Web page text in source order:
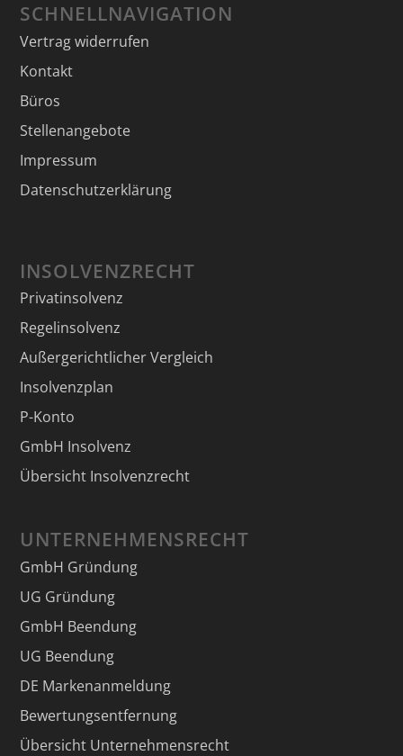
SCHNELLNAVIGATION
Vertrag widerrufen
Kontakt
Büros
Stellenangebote
Impressum
Datenschutzerklärung
INSOLVENZRECHT
Privatinsolvenz
Regelinsolvenz
Außergerichtlicher Vergleich
Insolvenzplan
P-Konto
GmbH Insolvenz
Übersicht Insolvenzrecht
UNTERNEHMENSRECHT
GmbH Gründung
UG Gründung
GmbH Beendung
UG Beendung
DE Markenanmeldung
Bewertungsentfernung
Übersicht Unternehmensrecht